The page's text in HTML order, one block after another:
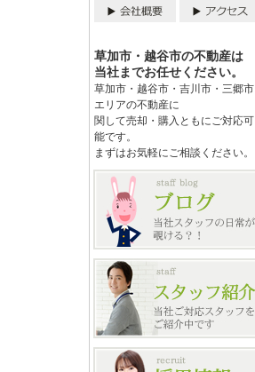
草加市・越谷市の不動産は
当社までお任せください。
草加市・越谷市・吉川市・三郷市
エリアの不動産に
関して売却・購入ともにご対応可
能です。
まずはお気軽にご相談ください。